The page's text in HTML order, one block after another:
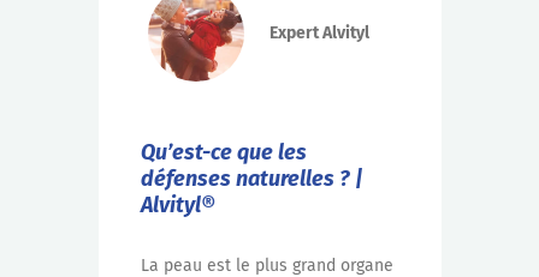
Expert Alvityl
Qu’est-ce que les
défenses naturelles ? |
Alvityl®
La peau est le plus grand organe